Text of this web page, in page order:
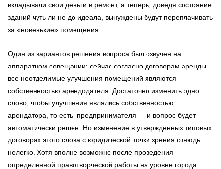
вкладывали свои деньги в ремонт, а теперь, доведя состояние
зданий чуть ли не до идеала, вынуждены будут переплачивать
за «новенькие» помещения.
Один из вариантов решения вопроса был озвучен на
аппаратном совещании: сейчас согласно договорам аренды
все неотделимые улучшения помещений являются
собственностью арендодателя. Достаточно изменить одно
слово, чтобы улучшения являлись собственностью
арендатора, то есть, предпринимателя — и вопрос будет
автоматически решен. Но изменение в утвержденных типовых
договорах этого слова с юридической точки зрения отнюдь
нелегко. Хотя вполне возможно после проведения
определенной правотворческой работы на уровне города.